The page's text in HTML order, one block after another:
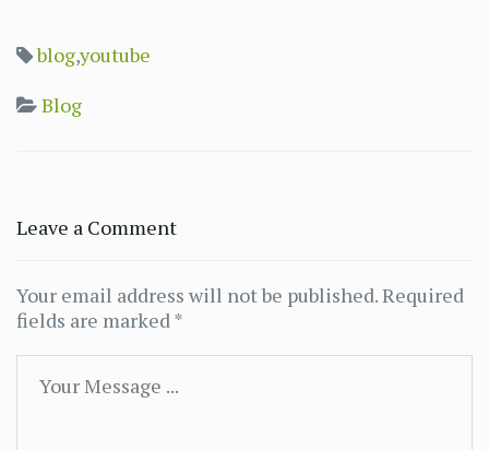
blog,youtube
Blog
Leave a Comment
Your email address will not be published.Required
fields are marked *